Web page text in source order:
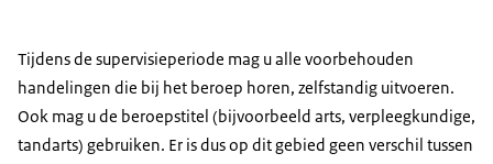
lijst met bevoegde autoriteitenvindt u de bij ons
bekende buitenlandse organisaties waar u de
Tijdens de supervisieperiode mag u alle voorbehouden
handelingen die bij het beroep horen, zelfstandig uitvoeren.
Ook mag u de beroepstitel (bijvoorbeeld arts, verpleegkundige,
tandarts) gebruiken. Er is dus op dit gebied geen verschil tussen